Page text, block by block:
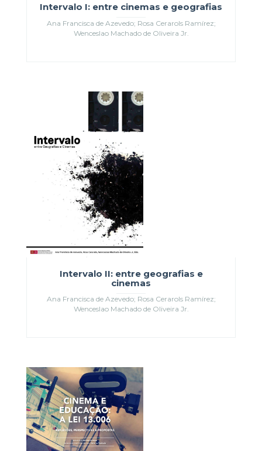
Intervalo I: entre cinemas e geografias
Ana Francisca de Azevedo; Rosa Cerarols Ramírez;
Wenceslao Machado de Oliveira Jr.
Intervalo II: entre geografias e
cinemas
Ana Francisca de Azevedo; Rosa Cerarols Ramírez;
Wenceslao Machado de Oliveira Jr.